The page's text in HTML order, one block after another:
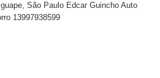
São Paulo Edcar Guincho Auto
13997938599